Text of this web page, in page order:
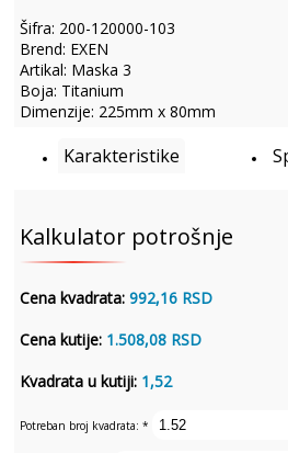
Šifra: 200-120000-103
Brend: EXEN
Artikal: Maska 3
Boja: Titanium
Dimenzije: 225mm x 80mm
Karakteristike
Kalkulator potrošnje
Cena kvadrata: 992,16 RSD
Cena kutije: 1.508,08 RSD
Kvadrata u kutiji: 1,52
Potreban broj kvadrata: *